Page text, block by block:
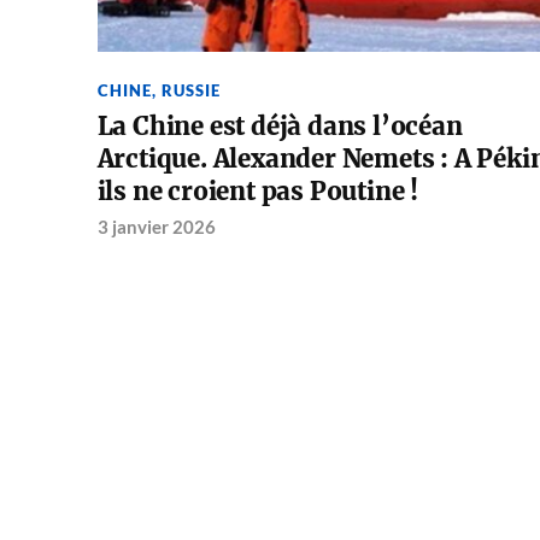
CHINE, RUSSIE
La Chine est déjà dans l’océan
Arctique. Alexander Nemets : A
ils ne croient pas Poutine !
3 janvier 2026